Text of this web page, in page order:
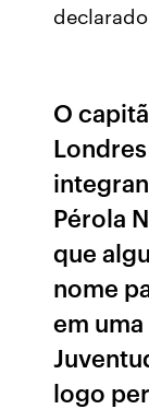
O
Pérola
que
nome
em
logo